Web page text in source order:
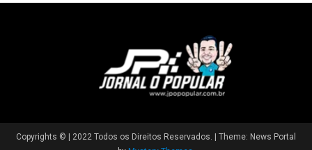
Copyrights © | 2022 Todos os Direitos Reservados. | Theme: News Portal